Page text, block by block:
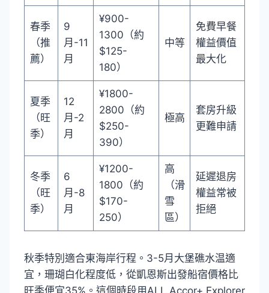
春季
（推
薦）
9
月-11
月
¥900-
1300（約
$125-
180）
中等
免費早餐
權益價值
最大化
夏季
（旺
季）
12
月-2
月
¥1800-
2800（約
$250-
390）
極高
套房升級
更難申請
冬季
（旺
季）
6
月-8
月
¥1200-
1800（約
$170-
250）
高
（滑
雪
區）
延遲退房
權益常被
拒絕
秋季特別適合東海岸行程。3-5月大堡礁水温適
宜，珊瑚白化程度低，從凱恩斯出發船宿價格比
旺季便宜35%。這個時段用ALL Accor+ Explorer